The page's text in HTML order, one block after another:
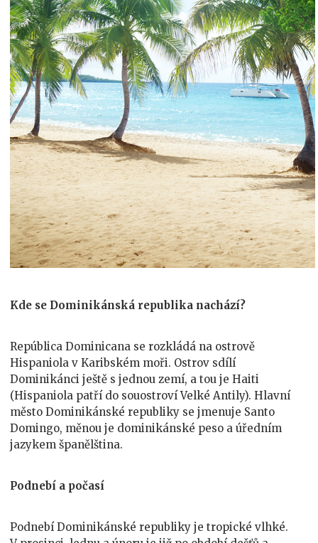
Kde se Dominikánská republika nachází?
República Dominicana se rozkládá na ostrově
Hispaniola v Karibském moři. Ostrov sdílí
Dominikánci ještě s jednou zemí, a tou je Haiti
(Hispaniola patří do souostroví Velké Antily). Hlavní
město Dominikánské republiky se jmenuje Santo
Domingo, měnou je dominikánské peso a úředním
jazykem španělština.
Podnebí a počasí
Podnebí Dominikánské republiky je tropické vlhké.